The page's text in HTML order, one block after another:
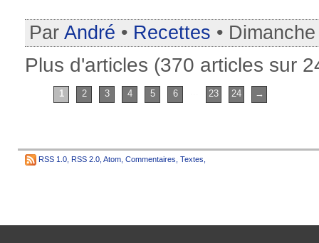
Par André • Recettes •
Plus d'articles (370 articles sur
1 2 3 4 5 6 23 24 →
RSS 1.0 RSS 2.0 Atom Commentaires Textes